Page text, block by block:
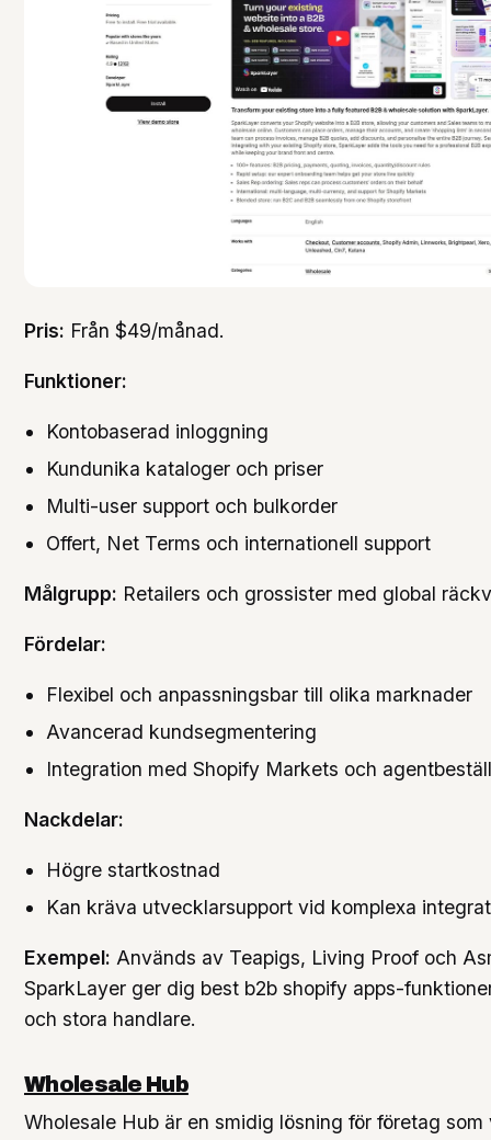
Pris: Från $49/månad.
Funktioner:
Kontobaserad inloggning
Kundunika kataloger och priser
Multi-user support och bulkorder
Offert, Net Terms och internationell support
Målgrupp: Retailers och grossister med global
Fördelar:
Flexibel och anpassningsbar till olika marknader
Avancerad kundsegmentering
Integration med Shopify Markets och
Nackdelar:
Högre startkostnad
Kan kräva utvecklarsupport vid komplexa
Exempel: Används av Teapigs, Living Proof och
SparkLayer ger dig best b2b shopify apps-
och stora handlare.
Wholesale Hub
Wholesale Hub är en smidig lösning för företag